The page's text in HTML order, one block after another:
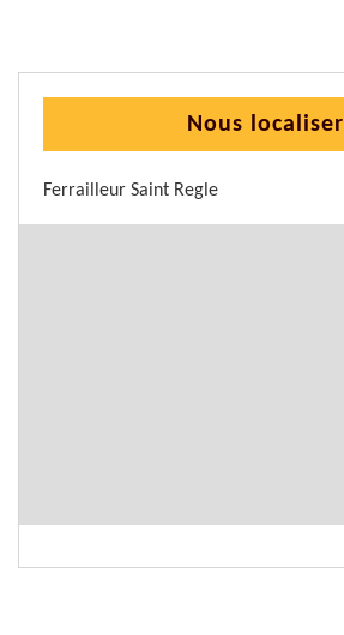
Nous localiser
Ferrailleur Saint Regle